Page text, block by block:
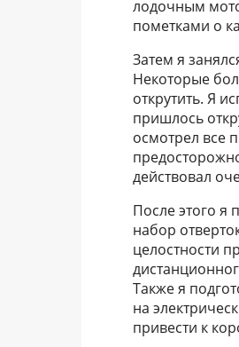
лодочным
пометками о
Затем я
Некоторые
открутить. Я
пришлось
осмотрел все
действовал
После этого я
набор
целостности
Также я
на
привести к